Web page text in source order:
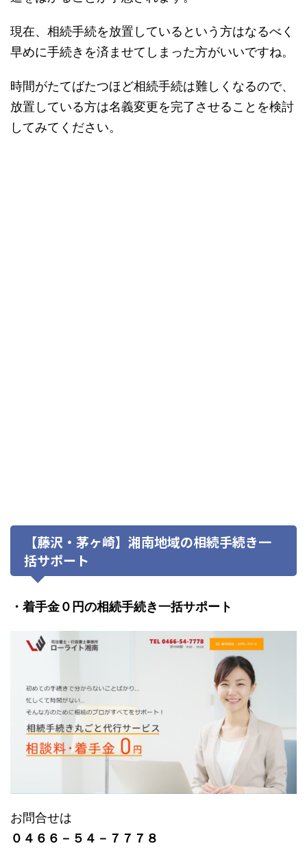
現在、相続手続を放置しているという方はなるべく
早めに手続きを済ませてしまった方がいいですね。
時間がたてばたつほど相続手続は難しくなるので、
放置している方は名義変更を完了させることを検討
してみてください。
【藤沢・茅ヶ崎】湘南地域の相続手続き一
括サポート
・着手金０円の相続手続き一括サポート
お問合せは
０４６６－５４－７７７８